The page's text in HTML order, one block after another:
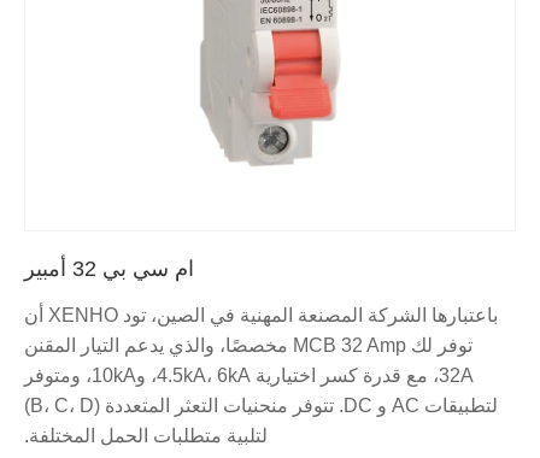
ام سي بي 32 أمبير
باعتبارها الشركة المصنعة المهنية في الصين، تود XENHO أن
توفر لك MCB 32 Amp مخصصًا، والذي يدعم التيار المقنن
32A، مع قدرة كسر اختيارية 4.5kA، 6kA، و10kA، ومتوفر
لتطبيقات AC و DC. تتوفر منحنيات التعثر المتعددة (B، C، D)
لتلبية متطلبات الحمل المختلفة.